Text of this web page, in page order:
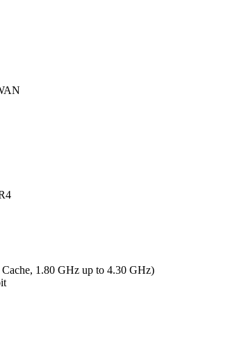
1.80 GHz up to 4.30 GHz)